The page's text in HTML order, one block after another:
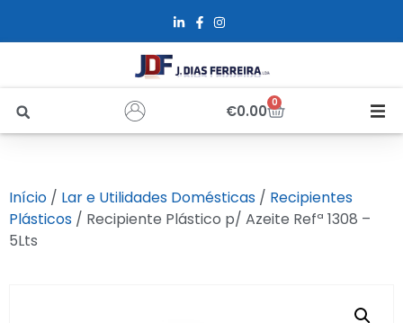
€0.00 0
Sobre Nós
Início / Lar e Utilidades Domésticas / Recipientes
Plásticos / Recipiente Plástico p/ Azeite Refª 1308 –
5Lts